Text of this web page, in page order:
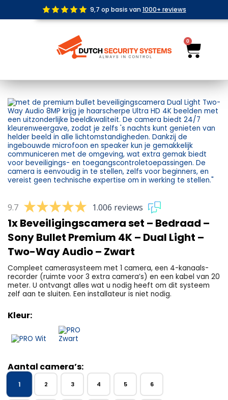
de
9,7 op basis van 1000+ reviews
0
9.7 1.006 reviews
1x Beveiligingscamera set – Bedraad –
Sony Bullet Premium 4K – Dual Light –
Two-Way Audio – Zwart
Compleet camerasysteem met 1 camera, een 4-kanaals-
recorder (ruimte voor 3 extra camera’s) en een kabel van 20
meter. U ontvangt alles wat u nodig heeft om dit systeem
zelf aan te sluiten. Een installateur is niet nodig.
Kleur:
Aantal camera’s:
1 2 3 4 5 6